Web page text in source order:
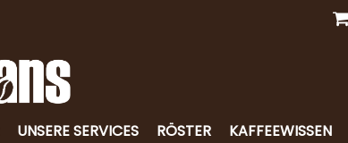
UNSERE SERVICES RÖSTER KAFFEEWISSEN